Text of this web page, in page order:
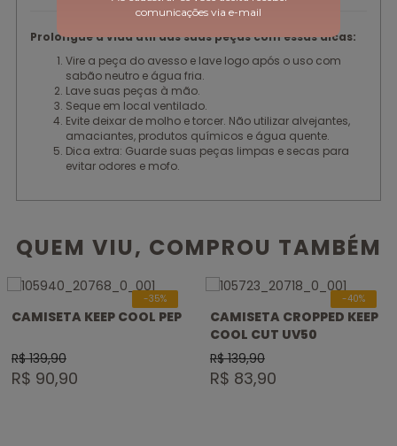
Prolongue a vida útil das suas peças com essas dicas:
Vire a peça do avesso e lave logo após o uso com
sabão neutro e água fria.
Lave suas peças à mão.
Seque em local ventilado.
Evite deixar de molho e torcer. Não utilizar alvejantes,
amaciantes, produtos químicos e água quente.
Dica extra: Guarde suas peças limpas e secas para
evitar odores e mofo.
QUEM VIU, COMPROU TAMBÉM
CAMISETA KEEP COOL PEP
R$ 139,90
R$ 90,90
-35%
CAMISETA CROPPED KEEP
COOL CUT UV50
R$ 139,90
R$ 83,90
-40%
comunicações via e-mail